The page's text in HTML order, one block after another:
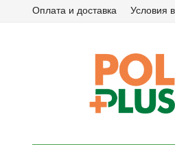
Оплата и доставка Условия